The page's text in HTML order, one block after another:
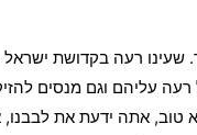
שעינו רעה בקדושת
עליהם וגם מנסים
טוב, אתה ידעת את